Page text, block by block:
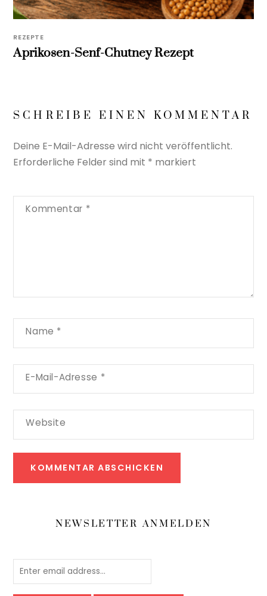
REZEPTE
Aprikosen-Senf-Chutney Rezept
SCHREIBE EINEN KOMMENTAR
Deine E-Mail-Adresse wird nicht veröffentlicht.
Erforderliche Felder sind mit * markiert
Kommentar *
Name *
E-Mail-Adresse *
Website
NEWSLETTER ANMELDEN